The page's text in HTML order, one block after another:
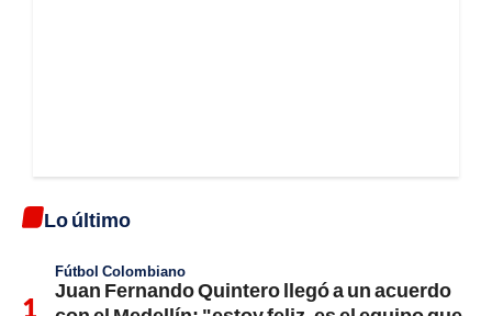
Lo último
Fútbol Colombiano
Juan Fernando Quintero llegó a un acuerdo